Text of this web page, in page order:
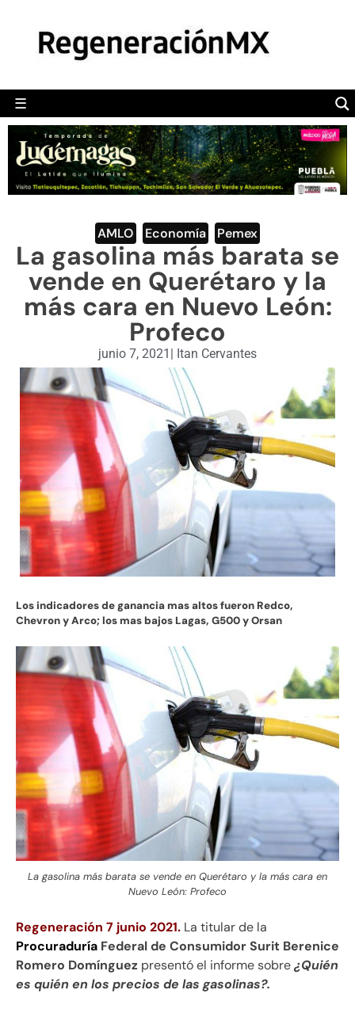
☰
POLÍTICA
CAMALEÓN
OPINIÓN
DEPORTES
ENGLISH SECTION
VIDEOS
AMLO Economía Pemex
La gasolina más barata se
vende en Querétaro y la
más cara en Nuevo León:
Profeco
junio 7, 2021 | Itan Cervantes
Los indicadores de ganancia mas altos fueron Redco,
Chevron y Arco; los mas bajos Lagas, G500 y Orsan
La gasolina más barata se vende en Querétaro y la más cara en
Nuevo León: Profeco
Regeneración 7 junio 2021. La titular de la
Procuraduría Federal de Consumidor Surit Berenice
Romero Domínguez presentó el informe sobre¿Quién
es quién en los precios de las gasolinas?.